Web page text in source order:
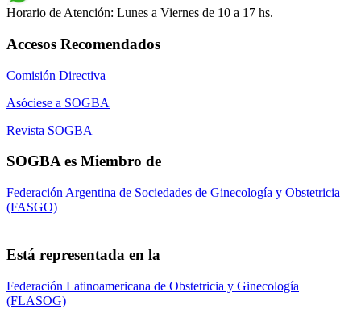
Horario de Atención: Lunes a Viernes de 10 a 17 hs.
Accesos Recomendados
Comisión Directiva
Asóciese a SOGBA
Revista SOGBA
SOGBA es Miembro de
Federación Argentina de Sociedades de Ginecología y Obstetricia
(FASGO)
Está representada en la
Federación Latinoamericana de Obstetricia y Ginecología
(FLASOG)